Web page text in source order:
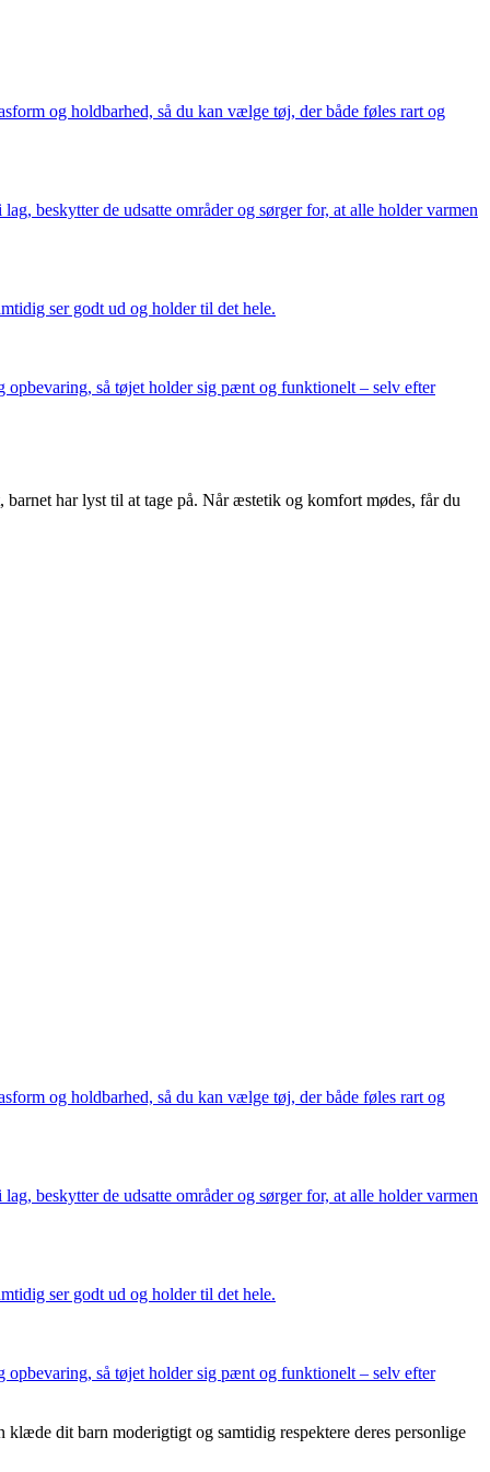
og holdbarhed, så du kan vælge tøj, der både føles rart og
beskytter de udsatte områder og sørger for, at alle holder varmen
ser godt ud og holder til det hele.
så tøjet holder sig pænt og funktionelt – selv efter
har lyst til at tage på. Når æstetik og komfort mødes, får du
og holdbarhed, så du kan vælge tøj, der både føles rart og
beskytter de udsatte områder og sørger for, at alle holder varmen
ser godt ud og holder til det hele.
så tøjet holder sig pænt og funktionelt – selv efter
dit barn moderigtigt og samtidig respektere deres personlige